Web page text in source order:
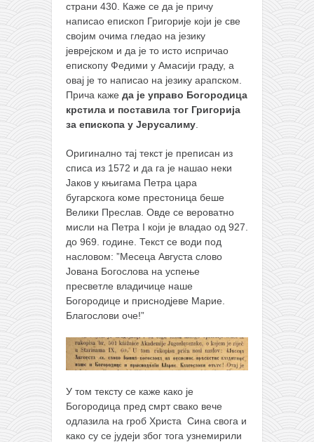
тимбеи рочин
тсунами дојо
програм
снимци наступа
галерија клуба
чланарина
контакт
бесплатна е-књига
термини тренинга
моја прича
моја прича
контакт
страни 430. Каже се да је причу
написао епископ Григорије који је све
својим очима гледао на језику
јеврејском и да је то исто испричао
епископу Федими у Амасији граду, а
овај је то написао на језику арапском.
Прича каже да је управо Богородица
крстила и поставила тог Григорија
за епископа у Јерусалиму.
Оригинално тај текст је преписан из
списа из 1572 и да га је нашао неки
Јаков у књигама Петра цара
бугарскога коме престоница беше
Велики Преслав. Овде се вероватно
мисли на Петра I који је владао од 927.
до 969. године. Текст се води под
насловом: ”Месеца Августа слово
Јована Богослова на успење
пресветле владичице наше
Богородице и приснодјеве Марие.
Благослови оче!”
У том тексту се каже како је
Богородица пред смрт свако вече
одлазила на гроб Христа Сина свога и
како су се јудеји због тога узнемирили